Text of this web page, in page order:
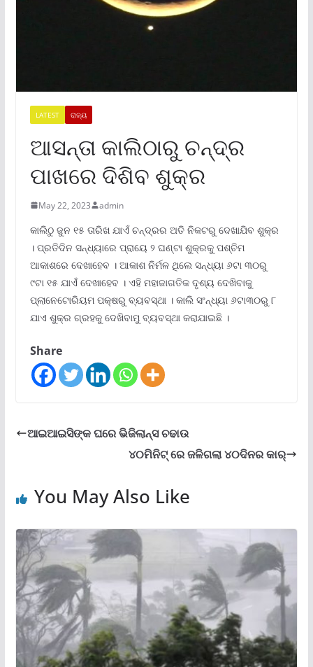
LATEST ରାଜ୍ୟ
ଆସନ୍ତା କାଲିଠାରୁ ଚନ୍ଦ୍ର
ପାଖରେ ଦିଶିବ ଶୁକ୍ର
May 22, 2023 admin
କାଲିଠୁ ଜୁନ ୧୫ ତାରିଖ ଯାଏଁ ଚନ୍ଦ୍ରର ଅତି ନିକଟରୁ ଦେଖାଯିବ ଶୁକ୍ର
। ପ୍ରତିଦିନ ସନ୍ଧ୍ୟାରେ ପ୍ରାୟେ ୨ ଘଣ୍ଟା ଶୁକ୍ରକୁ ପଶ୍ଚିମ
ଆକାଶରେ ଦେଖାହେବ । ଆକାଶ ନିର୍ମଳ ଥିଲେ ସନ୍ଧ୍ୟା ୬ଟା ୩୦ରୁ
୯ଟା ୧୫ ଯାଏଁ ଦେଖାହେବ । ଏହି ମହାଜାଗତିକ ଦୃଶ୍ୟ ଦେଖିବାକୁ
ପ୍ଲାନେଟୋରିୟମ ପକ୍ଷରୁ ବ୍ୟବସ୍ଥା । କାଲି ସଂନ୍ଧ୍ୟା ୬ଟା୩୦ରୁ ୮
ଯାଏ ଶୁକ୍ର ଗ୍ରହକୁ ଦେଖିବାମୁ ବ୍ୟବସ୍ଥା କରାଯାଇଛି ।
Share
ଆଇଆଇସିଙ୍କ ଘରେ ଭିଜିଲାନ୍ସ ଚଢାଉ
୪୦ମିନିଟ୍ ରେ ଜଳିଗଲା ୪୦ଦିନର କାର୍
You May Also Like